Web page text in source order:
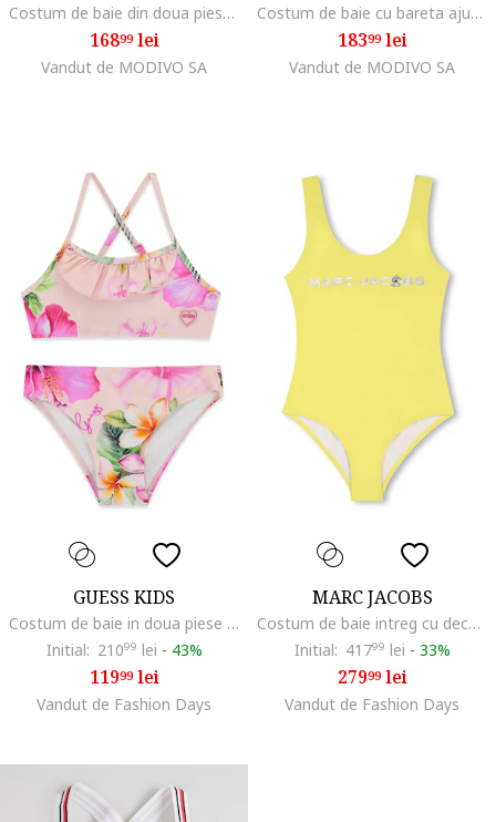
Costum de baie din doua piese cu bretele pe spate, Rosu/Alb optic/Bleumarin
16899lei
Vandut de MODIVO SA
Costum de baie cu bareta ajustabila si detaliu logo- 2 piese
18399lei
Vandut de MODIVO SA
GUESS KIDS
Costum de baie in doua piese cu model, Piersica/Roz
Initial: 21099 lei - 43%
11999lei
Vandut de Fashion Days
MARC JACOBS
Costum de baie intreg cu decupaj pe partea din spate, Galben
Initial: 41799 lei - 33%
27999lei
Vandut de Fashion Days